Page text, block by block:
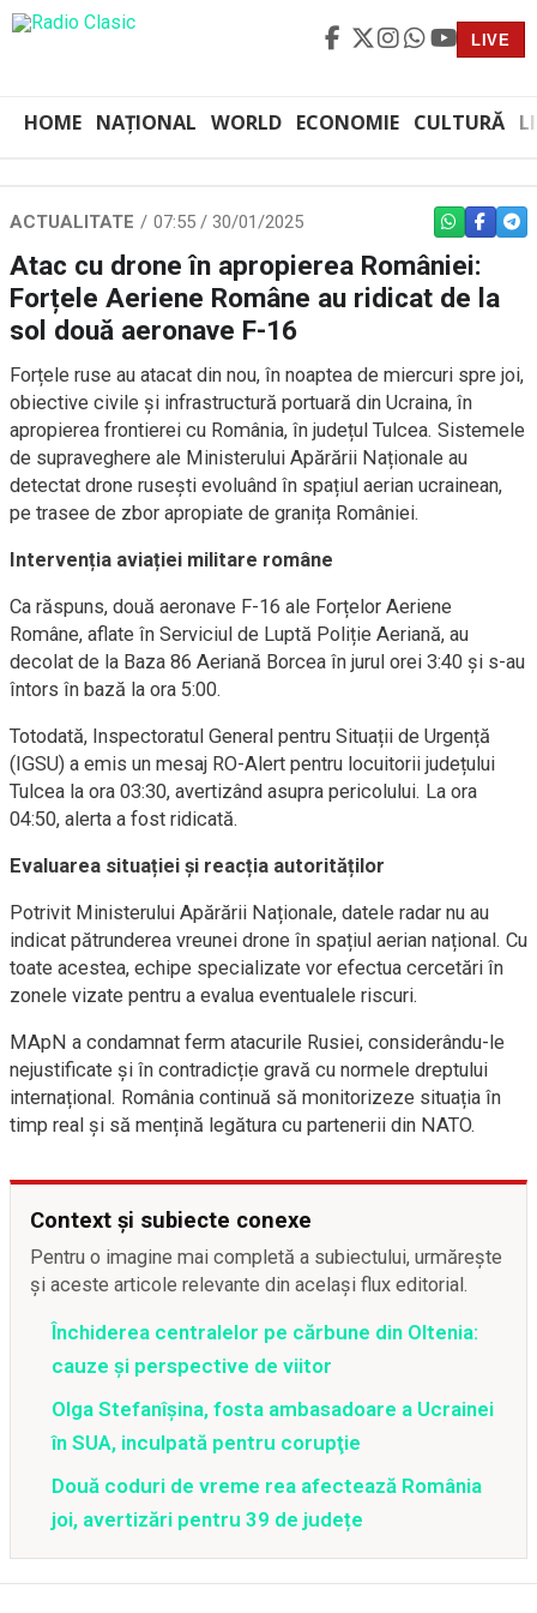
LIVE
HOME NAȚIONAL WORLD ECONOMIE CULTURĂ
ACTUALITATE 07:55 / 30/01/2025 WHATSAPP
Atac cu drone în apropierea României:
Forțele Aeriene Române au ridicat de la
sol două aeronave F-16
Forțele ruse au atacat din nou, în noaptea de miercuri spre joi,
obiective civile și infrastructură portuară din Ucraina, în
apropierea frontierei cu România, în județul Tulcea. Sistemele
de supraveghere ale Ministerului Apărării Naționale au
detectat drone rusești evoluând în spațiul aerian ucrainean,
pe trasee de zbor apropiate de granița României.
Intervenția aviației militare române
Ca răspuns, două aeronave F-16 ale Forțelor Aeriene
Române, aflate în Serviciul de Luptă Poliție Aeriană, au
decolat de la Baza 86 Aeriană Borcea în jurul orei 3:40 și s-au
întors în bază la ora 5:00.
Totodată, Inspectoratul General pentru Situații de Urgență
(IGSU) a emis un mesaj RO-Alert pentru locuitorii județului
Tulcea la ora 03:30, avertizând asupra pericolului. La ora
04:50, alerta a fost ridicată.
Evaluarea situației și reacția autorităților
Potrivit Ministerului Apărării Naționale, datele radar nu au
indicat pătrunderea vreunei drone în spațiul aerian național. Cu
toate acestea, echipe specializate vor efectua cercetări în
zonele vizate pentru a evalua eventualele riscuri.
MApN a condamnat ferm atacurile Rusiei, considerându-le
nejustificate și în contradicție gravă cu normele dreptului
internațional. România continuă să monitorizeze situația în
timp real și să mențină legătura cu partenerii din NATO.
Context și subiecte conexe
Pentru o imagine mai completă a subiectului, urmărește
și aceste articole relevante din același flux editorial.
Închiderea centralelor pe cărbune din Oltenia:
cauze și perspective de viitor
Olga Stefanîşina, fosta ambasadoare a Ucrainei
în SUA, inculpată pentru corupţie
Două coduri de vreme rea afectează România
joi, avertizări pentru 39 de județe